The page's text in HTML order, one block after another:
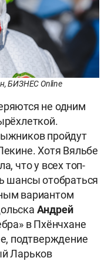
БИЗНЕС Online
не одним
пройдут
Хотя Вяльбе
что у всех топ-
шансы отобраться
вариантом
Андрей
в Пхёнчхане
подтверждение
Ларьков